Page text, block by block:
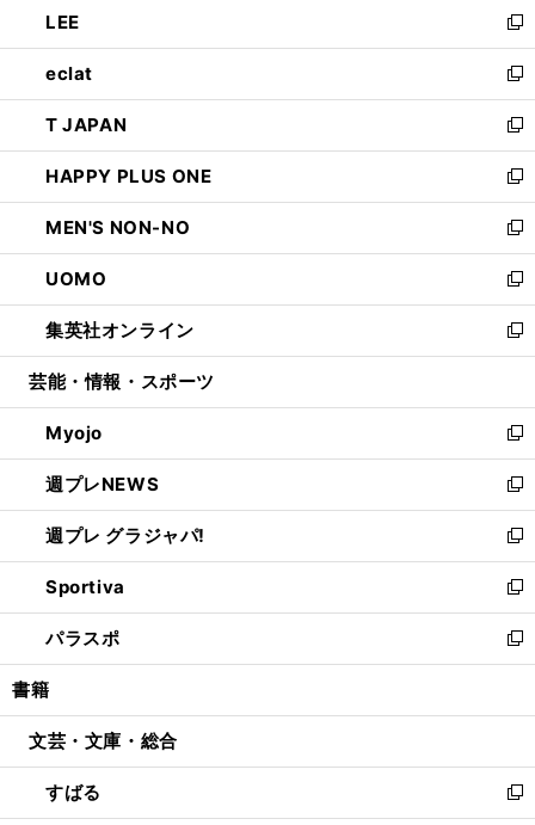
く
で
開
く
ド
ウ
で
開
く
ィ
ン
ド
ウ
で
開
く
い
ウ
ィ
ン
ド
ウ
で
開
く
LEE
新
し
い
ウ
ィ
ン
ド
ウ
で
開
く
eclat
新
し
い
ウ
ィ
ン
ド
ウ
で
開
く
T JAPAN
新
し
い
ウ
ィ
ン
ド
ウ
で
開
HAPPY PLUS ONE
新
し
い
ウ
ィ
ン
ド
ウ
開
く
MEN'S NON-NO
新
し
い
ウ
ィ
ン
ウ
で
開
く
UOMO
新
し
い
ウ
ン
ド
ウ
で
開
く
集英社オンライン
新
し
ウ
ィ
ン
ド
ウ
で
開
く
芸能・情報・スポーツ
Myojo
新
し
い
ウ
ィ
ン
ド
ウ
で
開
週プレNEWS
新
し
い
ウ
ィ
ン
ド
ウ
開
週プレ グラジャパ!
新
し
い
ウ
ィ
ン
ウ
開
く
Sportiva
新
し
い
ウ
ン
ウ
で
開
パラスポ
新
し
ウ
ン
ド
ウ
書籍
文芸・文庫・総合
すばる
新